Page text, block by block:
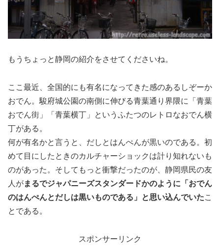
もうちょっと静岡の紹介をさせてくださいね。
ここ最近、全国的にも有名になってきた感のあるしぞーか
おでん。駿府城公園の南側に伸びる青葉通り界隈に「青葉
おでん街」「青葉横丁」というふたつのレトロなおでん横
丁がある。
何が有名かと言うと、だしとはんぺんが黒いのである。初
めて目にしたときのカルチャーショックは計り知れないも
のがあった。そしてもっと衝撃だったのが、静岡県民の友
人がまるでジャパニーズスタンダードかのように「おでん
のはんぺんとだしは黒いものである」と思い込んでいたこ
とである。
スポンサーリンク